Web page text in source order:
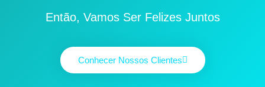
Então, Vamos Ser Felizes Juntos
Conhecer Nossos Clientes